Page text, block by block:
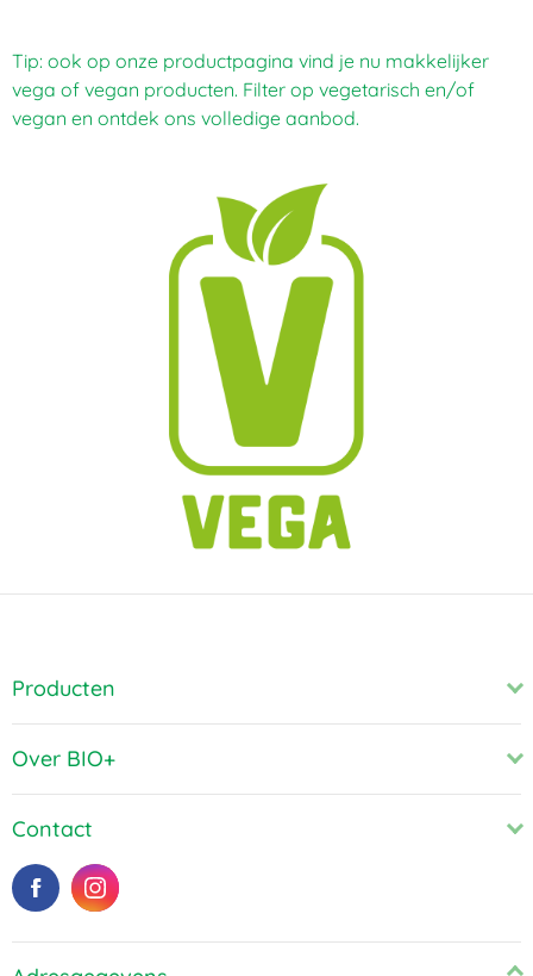
Tip: ook op onze productpagina vind je nu makkelijker
vega of vegan producten. Filter op vegetarisch en/of
vegan en ontdek ons volledige aanbod.
Producten
Over BIO+
Contact